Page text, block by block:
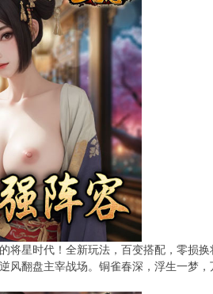
将星时代！全新玩法，百变搭配，零损
风翻盘主宰战场。铜雀春深，浮生一梦